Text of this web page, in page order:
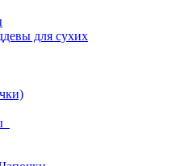
для сухих